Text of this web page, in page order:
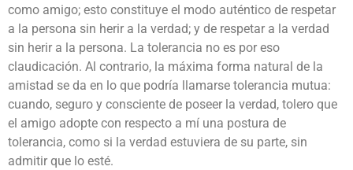
como amigo; esto constituye el modo auténtico de respetar
a la persona sin herir a la verdad; y de respetar a la verdad
sin herir a la persona. La tolerancia no es por eso
claudicación. Al contrario, la máxima forma natural de la
amistad se da en lo que podría llamarse tolerancia mutua:
cuando, seguro y consciente de poseer la verdad, tolero que
el amigo adopte con respecto a mí una postura de
tolerancia, como si la verdad estuviera de su parte, sin
admitir que lo esté.